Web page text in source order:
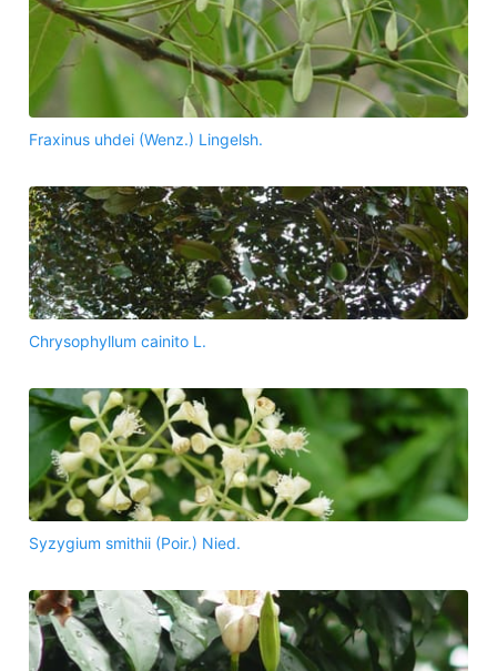
Fraxinus uhdei (Wenz.) Lingelsh.
Chrysophyllum cainito L.
Syzygium smithii (Poir.) Nied.